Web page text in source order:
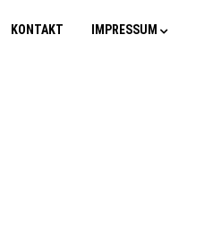
KONTAKT IMPRESSUM